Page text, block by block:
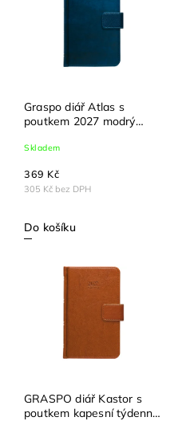
Graspo diář Atlas s
poutkem 2027 modrý
Skladem
305 Kč bez DPH
369 Kč
Do košíku
GRASPO diář Kastor s
poutkem kapesní týdenní